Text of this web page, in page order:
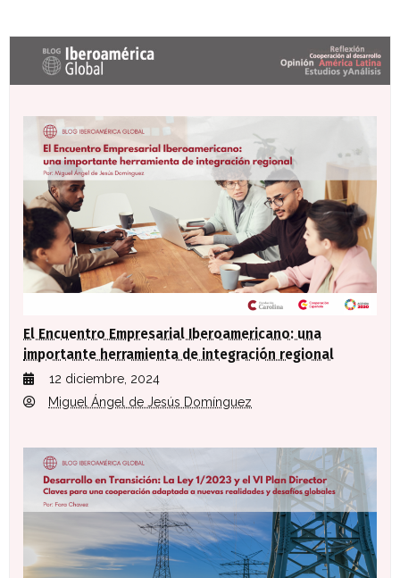
Últimas entradas Blog Iberoamérica global
El Encuentro Empresarial Iberoamericano: una
importante herramienta de integración regional
12 diciembre, 2024
Miguel Ángel de Jesús Domínguez